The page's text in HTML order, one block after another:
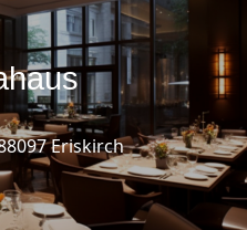
Eriskirch